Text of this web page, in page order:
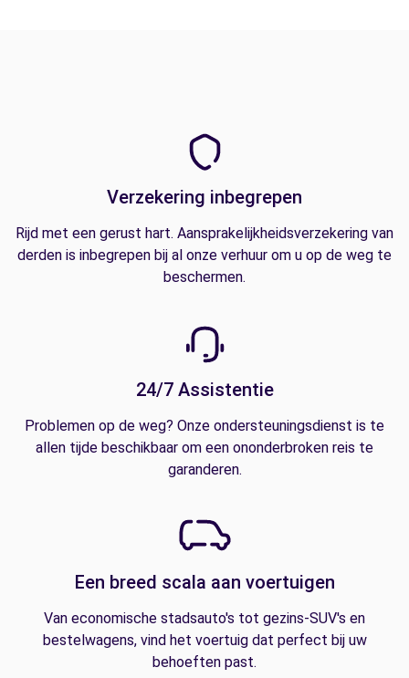
Verzekering inbegrepen
Rijd met een gerust hart. Aansprakelijkheidsverzekering van
derden is inbegrepen bij al onze verhuur om u op de weg te
beschermen.
24/7 Assistentie
Problemen op de weg? Onze ondersteuningsdienst is te
allen tijde beschikbaar om een ononderbroken reis te
garanderen.
Een breed scala aan voertuigen
Van economische stadsauto's tot gezins-SUV's en
bestelwagens, vind het voertuig dat perfect bij uw
behoeften past.